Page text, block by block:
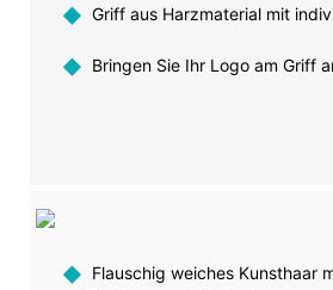
◆ Griff aus Harzmaterial mit
◆ Bringen Sie Ihr Logo am Griff
◆ Flauschig weiches Kunsthaar